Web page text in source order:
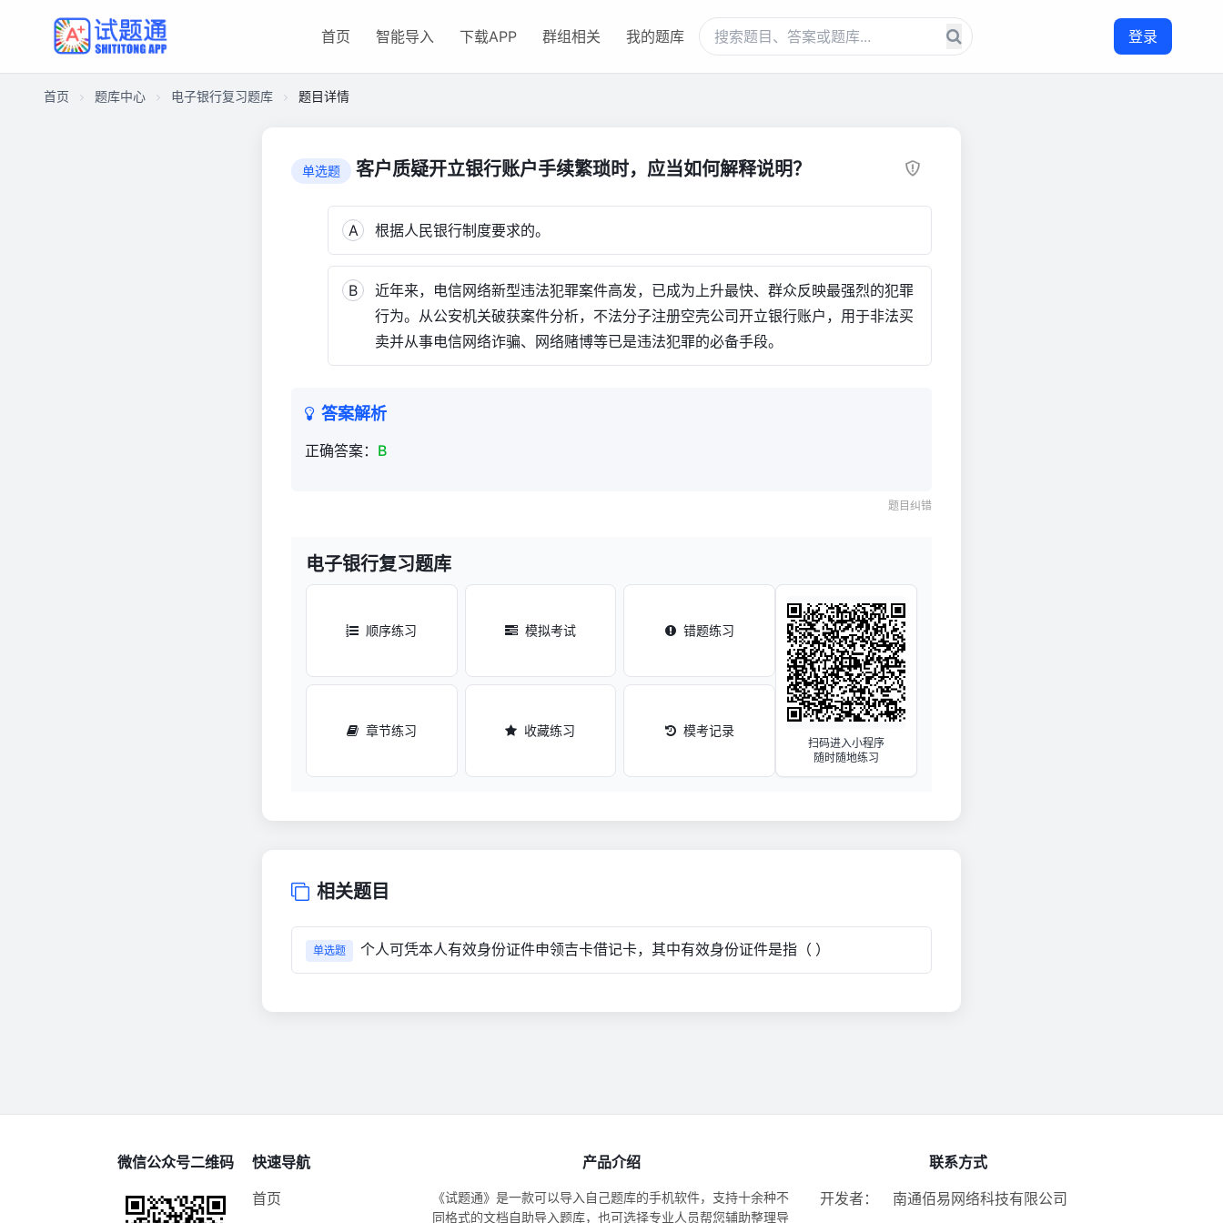
首页 智能导入 下载APP 群组相关 我的题库 登录
首页 题库中心 电子银行复习题库 题目详情
单选题 客户质疑开立银行账户手续繁琐时，应当如何解释说明？
A 根据人民银行制度要求的。
B
近年来，电信网络新型违法犯罪案件高发，已成为上升最快、群众反映最强烈的犯罪
行为。从公安机关破获案件分析，不法分子注册空壳公司开立银行账户，用于非法买
卖并从事电信网络诈骗、网络赌博等已是违法犯罪的必备手段。
答案解析
正确答案： B
题目纠错
电子银行复习题库
顺序练习 模拟考试 错题练习
章节练习 收藏练习 模考记录
扫码进入小程序
随时随地练习
相关题目
单选题 个人可凭本人有效身份证件申领吉卡借记卡，其中有效身份证件是指（ ）
微信公众号二维码
快速导航
首页
产品介绍
《试题通》是一款可以导入自己题库的手机软件，支持十余种不
同格式的文档自助导入题库，也可选择专业人员帮您辅助整理导
联系方式
开发者：
南通佰易网络科技有限公司